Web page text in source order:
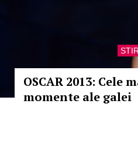
OSCAR 2013: Cele
momente ale galei